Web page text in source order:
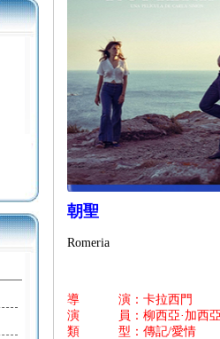
朝聖
Romeria
導 演：卡拉西門
演 員：柳西亞·加西亞/
類 型：傳記/愛情